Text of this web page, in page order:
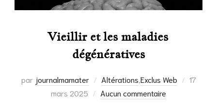
Vieillir et les maladies
dégénératives
par journalmamater Altérations Exclus Web
Publié
17
mars 2025
Aucun commentaire